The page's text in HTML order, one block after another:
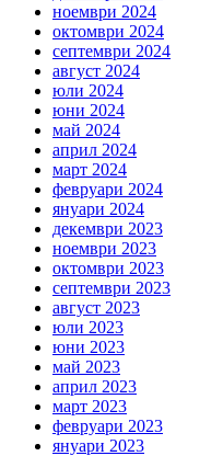
ноември 2024
октомври 2024
септември 2024
август 2024
юли 2024
юни 2024
май 2024
април 2024
март 2024
февруари 2024
януари 2024
декември 2023
ноември 2023
октомври 2023
септември 2023
август 2023
юли 2023
юни 2023
май 2023
април 2023
март 2023
февруари 2023
януари 2023